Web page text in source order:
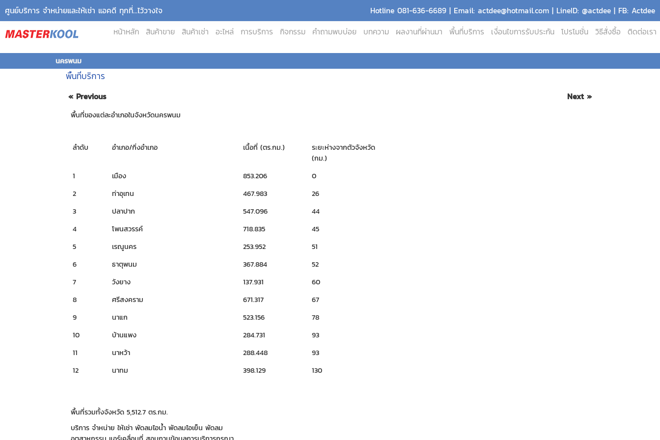
ศูนย์บริการ จำหน่ายและให้เช่า แอคดี ทุกที่...ไว้วางใจ
Hotline 081-636-6689 | Email: actdee@hotmail.com | LineID: @actdee | FB: Actdee
หน้าหลัก
สินค้าขาย สินค้าเช่า อะไหล่ การบริการ กิจกรรม คำถามพบบ่อย บทความ ผลงานที่ผ่านมา พื้นที่บริการ เงื่อนไขการรับประกัน โปรโมชั่น วิธีสั่งซื้อ ติดต่อเรา
นครพนม
พื้นที่บริการ
« Previous Next »
พื้นที่ของแต่ละอำเภอในจังหวัดนครพนม
ลำดับ อำเภอ/กิ่งอำเภอ เนื้อที่ (ตร.กม.)
ระยะห่างจากตัวจังหวัด
(กม.)
1
เมือง 853.206
0
2
ท่าอุเทน 467.983
26
3
ปลาปาก 547.096
44
4
โพนสวรรค์ 718.835
45
5
เรณูนคร 253.952
51
6
ธาตุพนม 367.884
52
7
วังยาง 137.931
60
8
ศรีสงคราม 671.317
67
9
นาแก 523.156
78
10
บ้านแพง 284.731
93
11
นาหว้า 288.448
93
12
นาทม 398.129 130
พื้นที่รวมทั้งจังหวัด 5,512.7 ตร.กม.
บริการ จำหน่าย ให้เช่า พัดลมไอน้ำ พัดลมไอเย็น พัดลม